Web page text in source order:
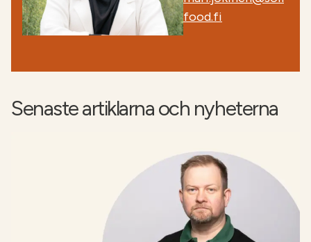
food.fi
Senaste artiklarna och nyheterna